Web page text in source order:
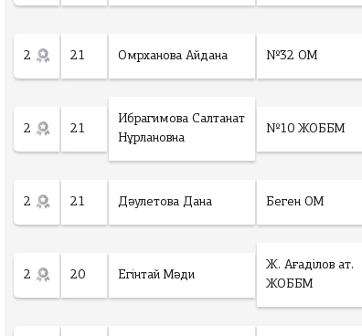
2 21 Омрханова Айдана №32 ОМ
2 21
Ибрагимова Салтанат
Нұрлановна
№10 ЖОББМ
2 21 Дәулетова Дана Беген ОМ
2 20 Егінтай Мәди
Ж. Ағаділов ат.
ЖОББМ